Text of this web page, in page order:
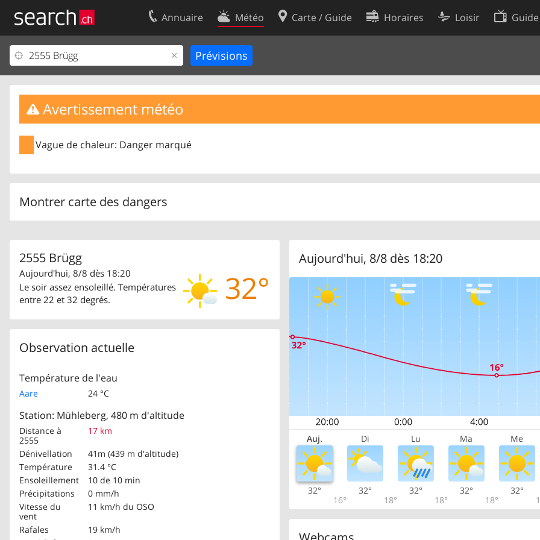
Annuaire Météo Carte / Guide Horaires Loisir
Avertissement météo
Vague de chaleur: Danger marqué
Montrer carte des dangers
2555 Brügg
32°
Aujourd'hui, 8/8 dès 18:20
Le soir assez ensoleillé. Températures
entre 22 et 32 degrés.
Observation actuelle
Température de l'eau
Aare 24 °C
Station: Mühleberg, 480 m d'altitude
Distance à
2555
17 km
Dénivellation
41m (439 m d'altitude)
Température
31.4 °C
Ensoleillement
10 de 10 min
Précipitations
0 mm/h
Vitesse du
vent
11 km/h du OSO
Rafales
19 km/h
Aujourd'hui, 8/8 dès 18:20
Auj. Di Lu Ma Me
32°
16°
32°
18°
32°
18°
32°
18°
32°
Votre inscription
Centre clients
Mentions Légales
Contact
Conditions d’utilisation
Protection des données
Préférences de cookies
Développeurs